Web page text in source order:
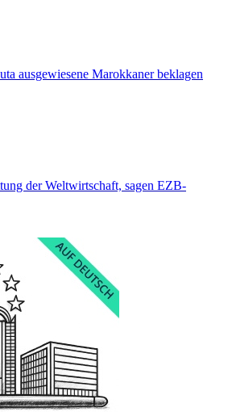
ausgewiesene Marokkaner beklagen
der Weltwirtschaft, sagen EZB-